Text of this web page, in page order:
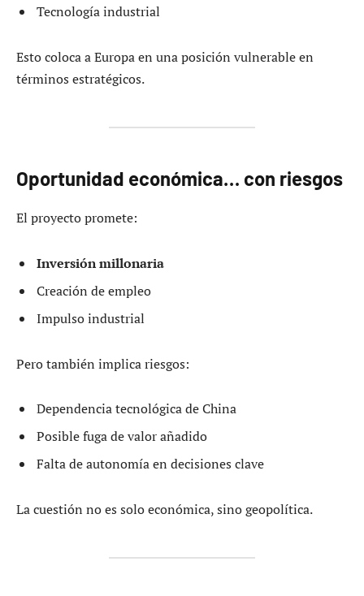
Tecnología industrial
Esto coloca a Europa en una posición vulnerable en
términos estratégicos.
Oportunidad económica… con riesgos
El proyecto promete:
Inversión millonaria
Creación de empleo
Impulso industrial
Pero también implica riesgos:
Dependencia tecnológica de China
Posible fuga de valor añadido
Falta de autonomía en decisiones clave
La cuestión no es solo económica, sino geopolítica.